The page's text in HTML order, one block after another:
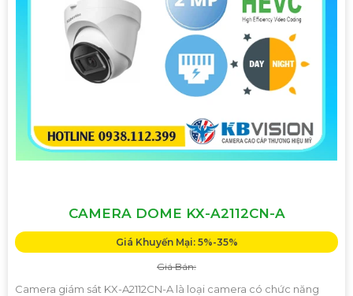
CAMERA DOME KX-A2112CN-A
Giá Khuyến Mại: 5%-35%
Giá Bán:
Camera giám sát KX-A2112CN-A là loại camera có chức năng